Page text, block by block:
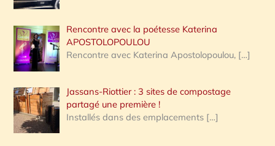
Rencontre avec la poétesse Katerina
APOSTOLOPOULOU
Rencontre avec Katerina Apostolopoulou, […]
Jassans-Riottier : 3 sites de compostage
partagé une première !
Installés dans des emplacements […]